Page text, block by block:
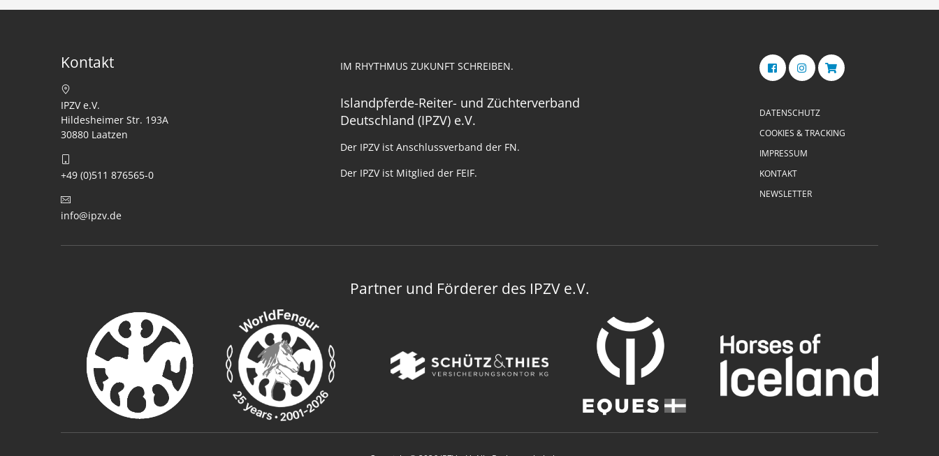
Kontakt
IPZV e.V.
Hildesheimer Str. 193A
30880 Laatzen
+49 (0)511 876565-0
info@ipzv.de
IM RHYTHMUS ZUKUNFT SCHREIBEN.
Islandpferde-Reiter- und Züchterverband
Deutschland (IPZV) e.V.
Der IPZV ist Anschlussverband der FN.
Der IPZV ist Mitglied der FEIF.
DATENSCHUTZ
COOKIES & TRACKING
IMPRESSUM
KONTAKT
NEWSLETTER
Partner und Förderer des IPZV e.V.